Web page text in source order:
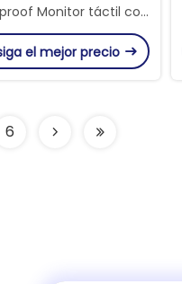
Monitor táctil con
de brillo y diseño sin
de aleación de
el mejor precio
6